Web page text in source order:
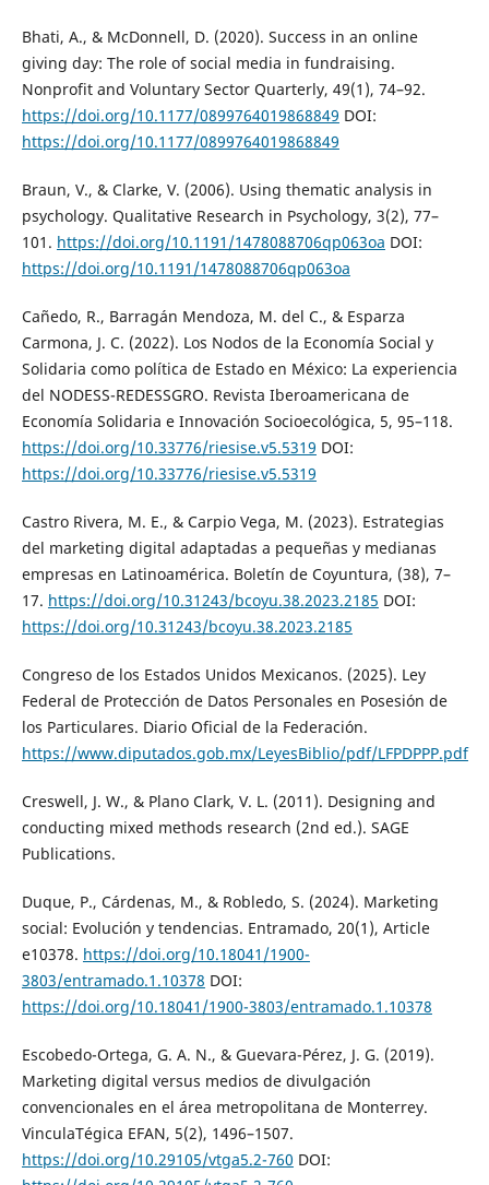
Bhati, A., & McDonnell, D. (2020). Success in an online
giving day: The role of social media in fundraising.
Nonprofit and Voluntary Sector Quarterly, 49(1), 74–92.
https://doi.org/10.1177/0899764019868849 DOI:
https://doi.org/10.1177/0899764019868849
Braun, V., & Clarke, V. (2006). Using thematic analysis in
psychology. Qualitative Research in Psychology, 3(2), 77–
101. https://doi.org/10.1191/1478088706qp063oa DOI:
https://doi.org/10.1191/1478088706qp063oa
Cañedo, R., Barragán Mendoza, M. del C., & Esparza
Carmona, J. C. (2022). Los Nodos de la Economía Social y
Solidaria como política de Estado en México: La experiencia
del NODESS-REDESSGRO. Revista Iberoamericana de
Economía Solidaria e Innovación Socioecológica, 5, 95–118.
https://doi.org/10.33776/riesise.v5.5319 DOI:
https://doi.org/10.33776/riesise.v5.5319
Castro Rivera, M. E., & Carpio Vega, M. (2023). Estrategias
del marketing digital adaptadas a pequeñas y medianas
empresas en Latinoamérica. Boletín de Coyuntura, (38), 7–
17. https://doi.org/10.31243/bcoyu.38.2023.2185 DOI:
https://doi.org/10.31243/bcoyu.38.2023.2185
Congreso de los Estados Unidos Mexicanos. (2025). Ley
Federal de Protección de Datos Personales en Posesión de
los Particulares. Diario Oficial de la Federación.
https://www.diputados.gob.mx/LeyesBiblio/pdf/LFPDPPP.pdf
Creswell, J. W., & Plano Clark, V. L. (2011). Designing and
conducting mixed methods research (2nd ed.). SAGE
Publications.
Duque, P., Cárdenas, M., & Robledo, S. (2024). Marketing
social: Evolución y tendencias. Entramado, 20(1), Article
e10378. https://doi.org/10.18041/1900-
3803/entramado.1.10378 DOI:
https://doi.org/10.18041/1900-3803/entramado.1.10378
Escobedo-Ortega, G. A. N., & Guevara-Pérez, J. G. (2019).
Marketing digital versus medios de divulgación
convencionales en el área metropolitana de Monterrey.
VinculaTégica EFAN, 5(2), 1496–1507.
https://doi.org/10.29105/vtga5.2-760 DOI: